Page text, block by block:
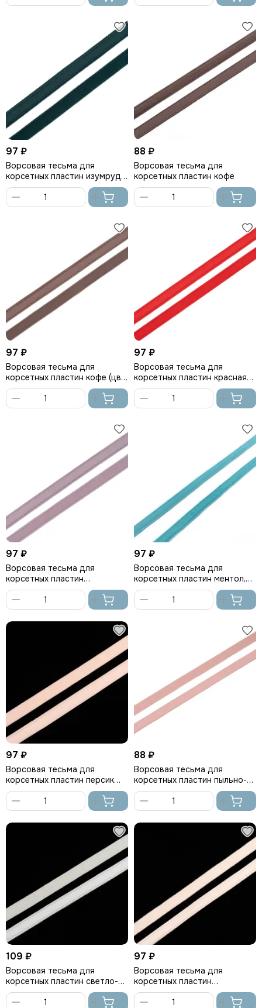
корзину
корзину
97 ₽
Ворсовая тесьма для
корсетных пластин изумруд
(цв. 1994), Arta-F
корзину
88 ₽
Ворсовая тесьма для
корсетных пластин кофе
корзину
97 ₽
Ворсовая тесьма для
корсетных пластин кофе (цв.
738), Arta-F
корзину
97 ₽
Ворсовая тесьма для
корсетных пластин красная
(цв. 100), Arta-F
корзину
97 ₽
Ворсовая тесьма для
корсетных пластин
лавандово-серая (цв. 620),
Arta-F
корзину
97 ₽
Ворсовая тесьма для
корсетных пластин ментол,
Arta-F
корзину
97 ₽
Ворсовая тесьма для
корсетных пластин персик
(цв. 81), Arta-F
корзину
88 ₽
Ворсовая тесьма для
корсетных пластин пыльно-
розовая
корзину
109 ₽
Ворсовая тесьма для
корсетных пластин светло-
серая (цв. 166), Arta-F
97 ₽
Ворсовая тесьма для
корсетных пластин
серебристый пион (цв. 168),
Arta-F